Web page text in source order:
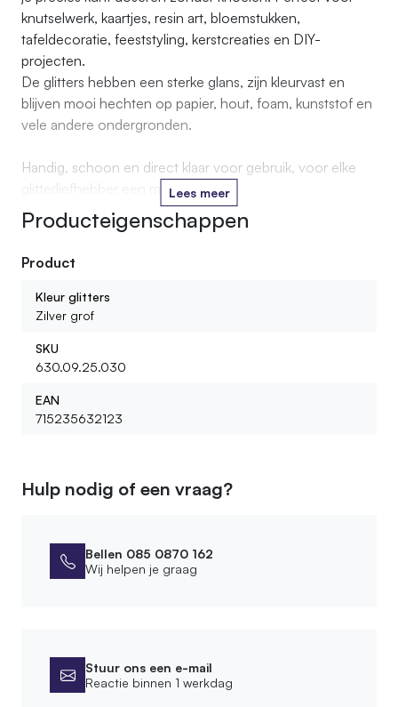
knutselwerk, kaartjes, resin art, bloemstukken,
tafeldecoratie, feeststyling, kerstcreaties en DIY-
projecten.
De glitters hebben een sterke glans, zijn kleurvast en
blijven mooi hechten op papier, hout, foam, kunststof en
vele andere ondergronden.
Handig, schoon en direct klaar voor gebruik, voor elke
glitterliefhebber een must-have.
Lees meer
Producteigenschappen
Product
Kleur glitters
Zilver grof
SKU
630.09.25.030
EAN
715235632123
Hulp nodig of een vraag?
Bellen 085 0870 162
Wij helpen je graag
Stuur ons een e-mail
Reactie binnen 1 werkdag